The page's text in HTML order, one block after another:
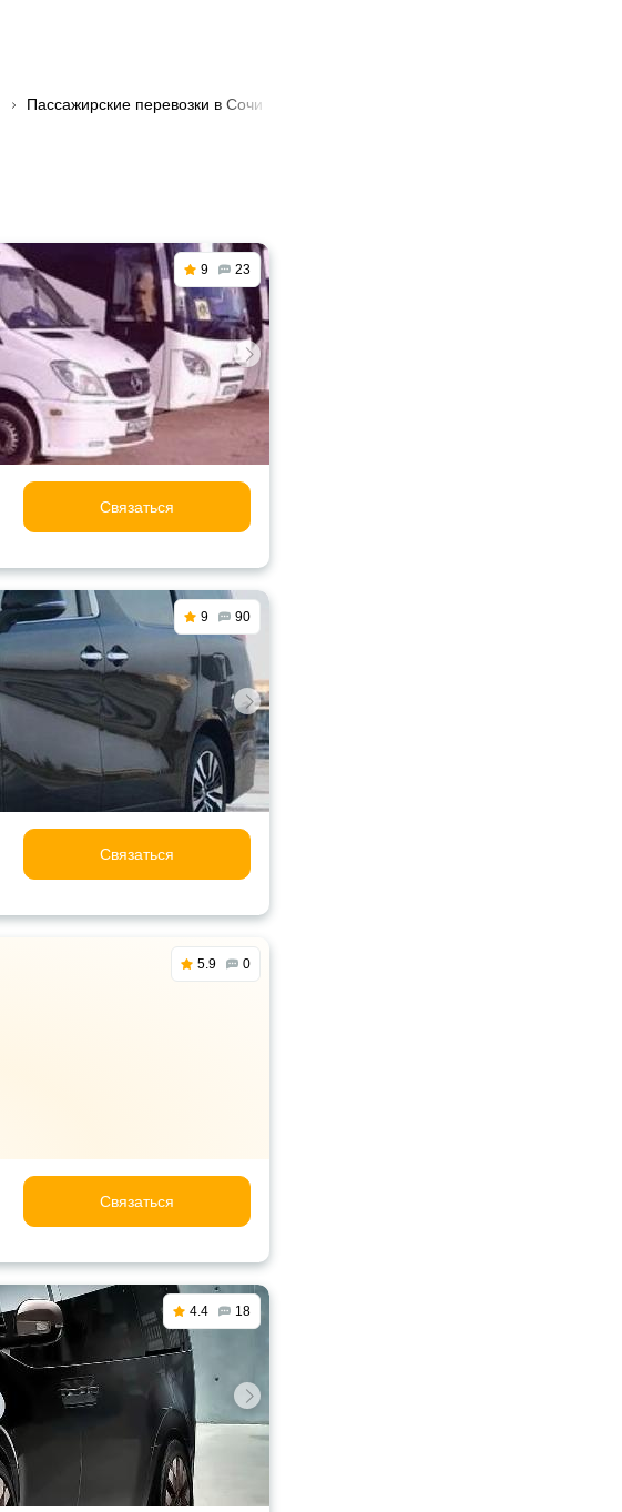
Пассажирские перевозки в Сочи
9 23
Связаться
9 90
Связаться
5.9 0
Связаться
4.4 18